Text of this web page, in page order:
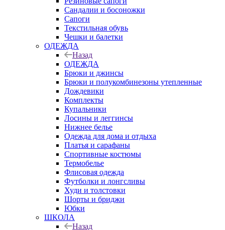
Сандалии и босоножки
Сапоги
Текстильная обувь
Чешки и балетки
ОДЕЖДА
Назад
ОДЕЖДА
Брюки и джинсы
Брюки и полукомбинезоны утепленные
Дождевики
Комплекты
Купальники
Лосины и леггинсы
Нижнее белье
Одежда для дома и отдыха
Платья и сарафаны
Спортивные костюмы
Термобелье
Флисовая одежда
Футболки и лонгсливы
Худи и толстовки
Шорты и бриджи
Юбки
ШКОЛА
Назад